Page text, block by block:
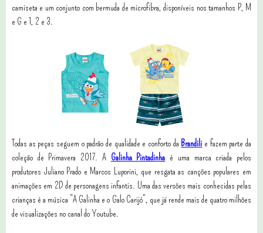
camiseta e um conjunto com bermuda de microfibra, disponíveis nos tamanhos P, M
e G e 1, 2 e 3.
Todas as peças seguem o padrão de qualidade e conforto da Brandili e fazem parte da
coleção de Primavera 2017. A Galinha Pintadinha é uma marca criada pelos
produtores Juliano Prado e Marcos Luporini, que resgata as canções populares em
animações em 2D de personagens infantis. Uma das versões mais conhecidas pelas
crianças é a música “A Galinha e o Galo Carijó”, que já rende mais de quatro milhões
de visualizações no canal do Youtube.